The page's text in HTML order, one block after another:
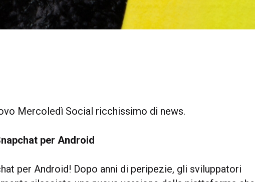
Mercoledì Social ricchissimo di news.
per Android
per Android! Dopo anni di peripezie, gli sviluppatori